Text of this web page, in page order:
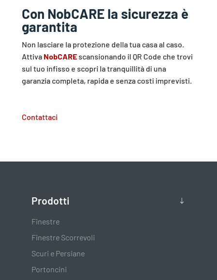
Con NobCARE la sicurezza è
garantita
Non lasciare la protezione della tua casa al caso.
Attiva NobCARE scansionando il QR Code che trovi
sul tuo infisso e scopri la tranquillità di una
garanzia completa, rapida e senza costi imprevisti.
Contattaci
Prodotti
Finestre
Finestre Scorrevoli
Scuri e Persiane
Portoncini